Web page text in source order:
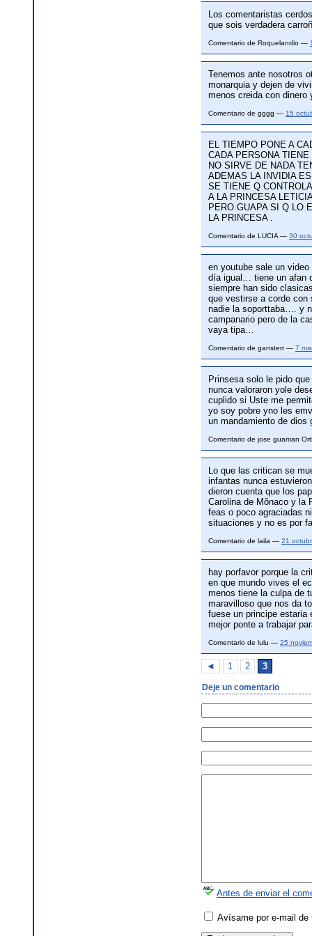
Los comentaristas
que sois verdadera
Comentario de Roquelandio —
Tenemos ante nosotros
monarquia y dejen de
menos creida con dinero
Comentario de gggg — 15
EL TIEMPO PONE A
CADA PERSONA
NO SIRVE DE NADA
ADEMAS LA INVIDIA
SE TIENE Q
A LA PRINCESA
PERO GUAPA SI Q LO
LA PRINCESA .
Comentario de LUCIA — 30
en youtube sale un
día igual… tiene un afan
siempre han sido
que vestirse a corde con
nadie la soporttaba…. y
campanario pero de la
vaya tipa…
Comentario de gansterr — 7
Prinsesa solo le pido
nunca valoraron yole
cuplido si Uste me
yo soy pobre yno les
un mandamiento de dios
Comentario de jose guaman
Lo que las critican se
infantas nunca
dieron cuenta que los
Carolina de Mõnaco y la
feas o poco agraciadas
situaciones y no es por
Comentario de laila — 21
hay porfavor porque la
en que mundo vives el
menos tiene la culpa de
maravilloso que nos da
fuese un principe estaria
mejor ponte a trabajar
Comentario de lulu — 25
◄ 1 2 3
Deje un comentario
Antes de enviar el
Avísame por e-mail de